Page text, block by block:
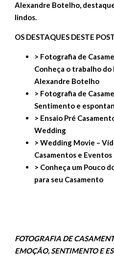
Alexandre Botelho,
lindos.
OS DESTAQUES DESTE
> Fotografia de
Conheça o trabalho
Alexandre Botelho
> Fotografia de
Sentimento e
> Ensaio Pré
Wedding
> Wedding Movie –
Casamentos e Eventos
> Conheça um Pouco
para seu Casamento
FOTOGRAFIA DE
EMOÇÃO, SENTIMENTO E